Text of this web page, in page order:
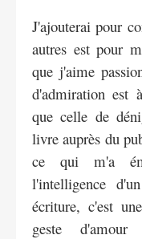
J'ajouterai pour
autres est pour
que j'aime
d'admiration est
que celle de
livre auprès du
ce qui m'a
l'intelligence
écriture, c'est
geste d'amour